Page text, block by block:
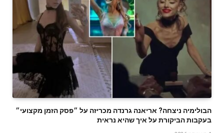
הבולימיה ניצחה? אריאנה גרנדה מכריזה על ״פסק הזמן מקצועי״
בעקבות הביקורת על איך שהיא נראית